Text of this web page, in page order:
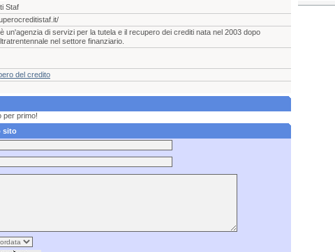
Staf
un'agenzia di servizi per la tutela e il recupero dei crediti nata nel 2003 dopo
nel settore finanziario.
del credito
per primo!
sito